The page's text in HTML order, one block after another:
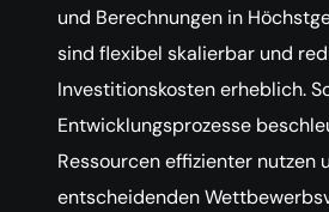
und Berechnungen in
sind flexibel skalierbar und
Investitionskosten erheblich.
Entwicklungsprozesse
Ressourcen effizienter nutzen
entscheidenden